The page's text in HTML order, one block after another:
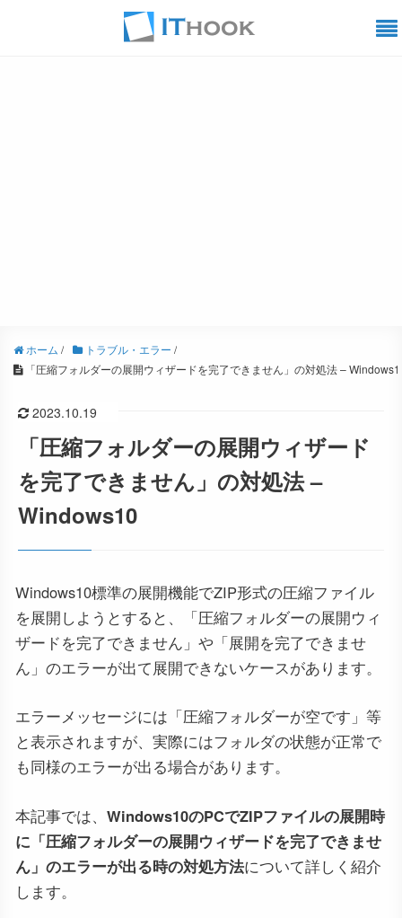
ホーム / トラブル・エラー /
「圧縮フォルダーの展開ウィザードを完了できません」の対処法 –
2023.10.19
「圧縮フォルダーの展開ウィザード
を完了できません」の対処法 –
Windows10
Windows10標準の展開機能でZIP形式の圧縮ファイル
を展開しようとすると、「圧縮フォルダーの展開ウィ
ザードを完了できません」や「展開を完了できませ
ん」のエラーが出て展開できないケースがあります。
エラーメッセージには「圧縮フォルダーが空です」等
と表示されますが、実際にはフォルダの状態が正常で
も同様のエラーが出る場合があります。
本記事では、 Windows10のPCでZIPファイルの展開時
に「圧縮フォルダーの展開ウィザードを完了できませ
ん」のエラーが出る時の対処方法について詳しく紹介
します。